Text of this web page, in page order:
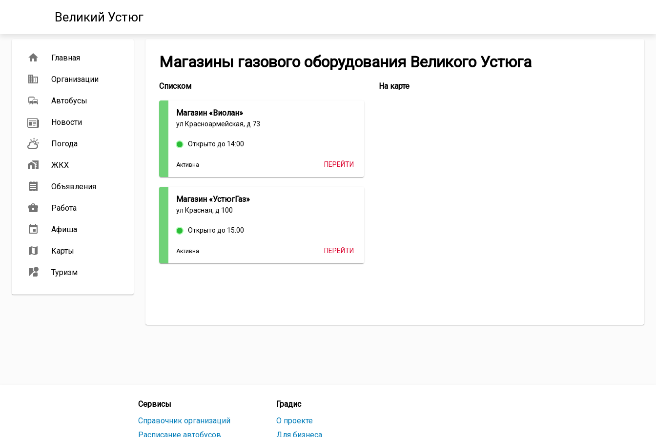
Великий Устюг
Главная
Организации
Автобусы
Новости
Погода
ЖКХ
Объявления
Работа
Афиша
Карты
Туризм
Магазины газового оборудования Великого Устюга
Информация
компаниях
категории
оборудование
Списком
Магазин «Виолан»
ул Красноармейская, д 73
Открыто до 14:00
Активна ПЕРЕЙТИ
Магазин «УстюгГаз»
ул Красная, д 100
Открыто до 15:00
Активна ПЕРЕЙТИ
Все
На карте
Сервисы
Справочник организаций
Расписание автобусов
Градис
О проекте
Для бизнеса